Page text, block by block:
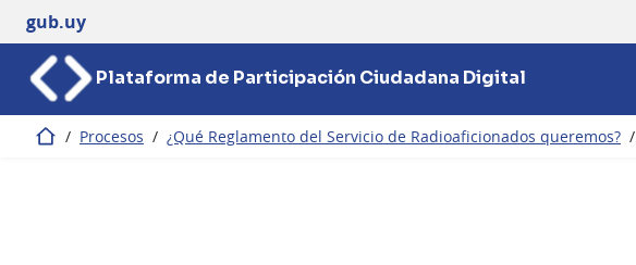
gub.uy
Plataforma de Participación Ciudadana Digital
Inicio / Procesos / ¿Qué Reglamento del Servicio de Radioaficionados queremos? /